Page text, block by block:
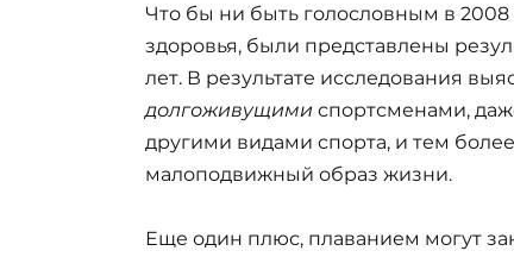
Что бы ни быть голословным в
здоровья, были представлены
лет. В результате исследования
долгоживущими спортсменами,
другими видами спорта, и тем
малоподвижный образ жизни.
Еще один плюс, плаванием могут